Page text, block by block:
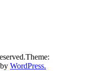
WordPress.